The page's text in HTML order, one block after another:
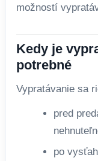
možností
Kedy je
potrebné
Vypratávanie sa
pred
po